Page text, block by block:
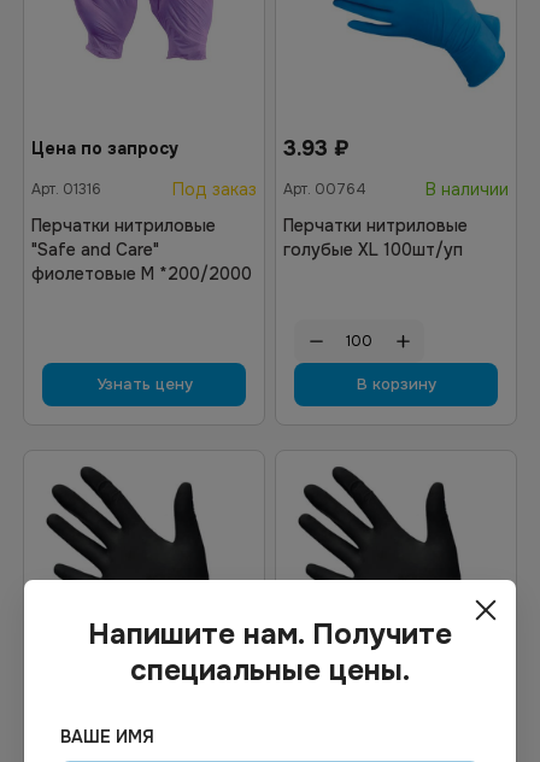
Цена по запросу
Арт. 01316
Под заказ
Перчатки нитриловые
"Safe and Care"
фиолетовые M *200/2000
Узнать цену
3.93 ₽
Арт. 00764
В наличии
Перчатки нитриловые
голубые XL 100шт/уп
В корзину
Напишите нам. Получите
специальные цены.
ВАШЕ ИМЯ